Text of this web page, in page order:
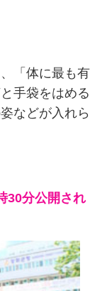
「体に最も有
手袋をはめる
などが入れら
30分公開され